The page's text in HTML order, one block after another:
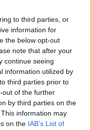
to third parties, or
information for
the below opt-out
note that after your
continue seeing
information utilized by
third parties prior to
out of the further
by third parties on the
information may
on the IAB’s List of